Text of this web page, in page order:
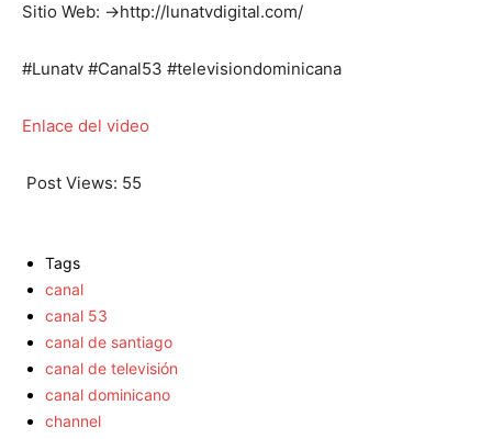
Sitio Web: →http://lunatvdigital.com/
#Lunatv #Canal53 #televisiondominicana
Enlace del video
Post Views: 55
Tags
canal
canal 53
canal de santiago
canal de televisión
canal dominicano
channel